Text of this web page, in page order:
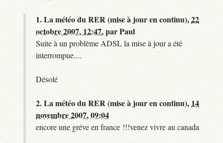
1.La météo du RER (mise à jour en continu),22
octobre 2007, 12:47,parPaul
Suite à un problème ADSL la mise à jour a été
interrompue....
Désolé
2.La météo du RER (mise à jour en continu), 14
novembre 2007, 09:04
encore une gréve en france !!!venez vivre au canada